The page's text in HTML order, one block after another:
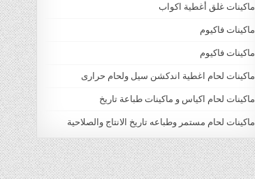
ماكينات غلق أغطية اكواب
ماكينات فاكيوم
ماكينات فاكيوم
ماكينات لحام اغطية اندكشن سيل ولحام حرارى
ماكينات لحام اكياس و ماكينات طباعة تاريخ
ماكينات لحام مستمر وطباعه تاريخ الانتاج والصلاحية